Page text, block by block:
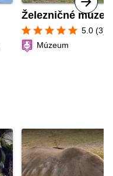
Železničné
star star star star star 5.0 (3)
Múzeum